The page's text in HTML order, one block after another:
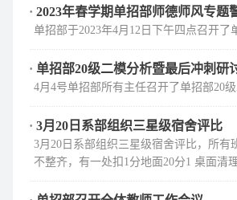
· 2023年春学期单招部师德师风专题
单招部于2023年4月12日下午四点召开了
· 单招部20级二模分析暨最后冲刺研
4月4号单招部所有主任召开了单招部20
· 3月20日系部组织三星级宿舍评比
3月20日系部组织三星级宿舍评比，所
不整齐，有一处扣1分地面20分1 桌面清